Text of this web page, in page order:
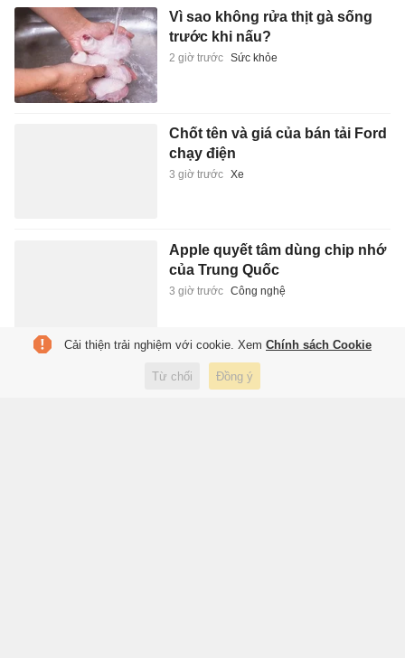
Vì sao không rửa thịt gà sống
trước khi nấu?
2 giờ trước Sức khỏe
Chốt tên và giá của bán tải Ford
chạy điện
3 giờ trước Xe
Apple quyết tâm dùng chip nhớ
của Trung Quốc
3 giờ trước Công nghệ
Những vụ chuyển nhượng
vừa hoàn tất
Cải thiện trải nghiệm với cookie. Xem Chính sách Cookie
Từ chối Đồng ý